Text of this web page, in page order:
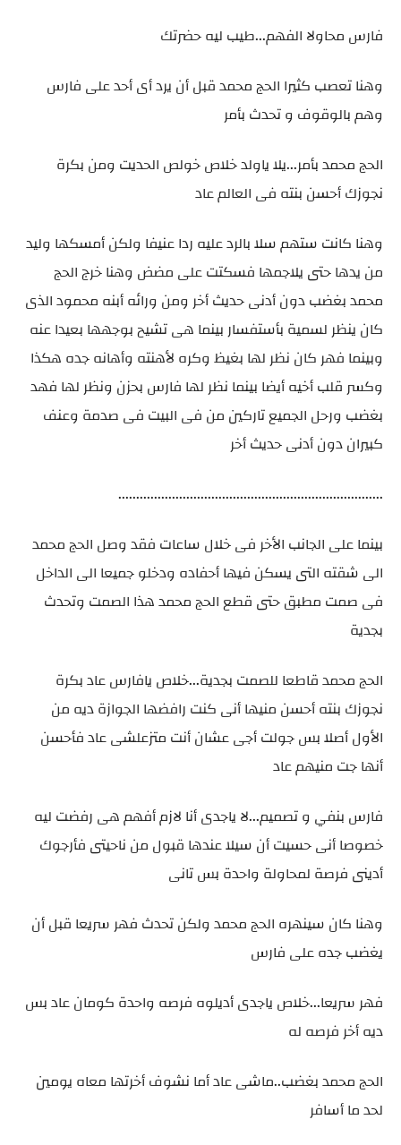
فارس محاولا الفهم...طيب ليه حضرتك
وهنا تعصب كثيرا الحج محمد قبل أن يرد أى أحد على فارس
وهم بالوقوف و تحدث بأمر
الحج محمد بأمر...يلا ياولد خلاص خولص الحديت ومن بكرة
نجوزك أحسن بنته فى العالم عاد
وهنا كانت ستهم سلا بالرد عليه ردا عنيفا ولكن أمسكها وليد
من يدها حتى يلاجمها فسكتت على مضض وهنا خرج الحج
محمد بغضب دون أدنى حديث أخر ومن ورائه أبنه محمود الذى
كان ينظر لسمية بأستفسار بينما هى تشيح بوجهها بعيدا عنه
وبينما فهر كان نظر لها بغيظ وكره لأهنته وأهانه جده هكذا
وكسر قلب أخيه أيضا بينما نظر لها فارس بحزن ونظر لها فهد
بغضب ورحل الجميع تاركين من فى البيت فى صدمة وعنف
كبيران دون أدنى حديث أخر
..........................................................................
بينما على الجانب الأخر فى خلال ساعات فقد وصل الحج محمد
الى شقته التى يسكن فيها أحفاده ودخلو جميعا الى الداخل
فى صمت مطبق حتى قطع الحج محمد هذا الصمت وتحدث
بجدية
الحج محمد قاطعا للصمت بجدية...خلاص يافارس عاد بكرة
نجوزك بنته أحسن منيها أنى كنت رافضها الجوازة ديه من
الأول أصلا بس جولت أجى عشان أنت متزعلشى عاد فأحسن
أنها جت منيهم عاد
فارس بنفي و تصميم...لا ياجدى أنا لازم أفهم هى رفضت ليه
خصوصا أنى حسيت أن سيلا عندها قبول من ناحيتى فأرجوك
أدينى فرصة لمحاولة واحدة بس تانى
وهنا كان سينهره الحج محمد ولكن تحدث فهر سريعا قبل أن
يغضب جده على فارس
فهر سريعا...خلاص ياجدى أديلوه فرصه واحدة كومان عاد بس
ديه أخر فرصه له
الحج محمد بغضب..ماشى عاد أما نشوف أخرتها معاه يومين
لحد ما أسافر